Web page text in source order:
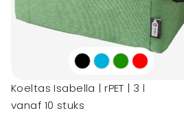
Koeltas Isabella | rPET | 3 l
vanaf 10 stuks